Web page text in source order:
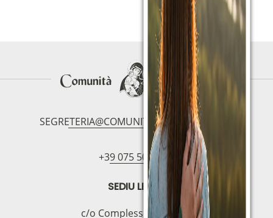
SEGRETERIA@COMUNITAMAGNIFICAT.ORG
+39 075 5094797
SEDIU LEGAL
c/o Complesso S.Manno